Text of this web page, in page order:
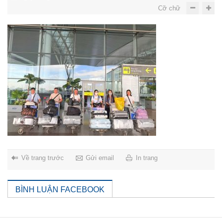
Cỡ chữ
Về trang trước Gửi email In trang
BÌNH LUẬN FACEBOOK